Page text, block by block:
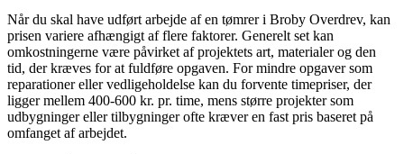
Når du skal have udført arbejde af en tømrer i Broby Overdrev, kan
prisen variere afhængigt af flere faktorer. Generelt set kan
omkostningerne være påvirket af projektets art, materialer og den
tid, der kræves for at fuldføre opgaven. For mindre opgaver som
reparationer eller vedligeholdelse kan du forvente timepriser, der
ligger mellem 400-600 kr. pr. time, mens større projekter som
udbygninger eller tilbygninger ofte kræver en fast pris baseret på
omfanget af arbejdet.